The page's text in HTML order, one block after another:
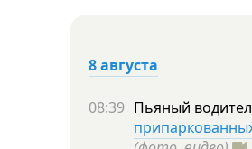
8 августа
08:39 Пьяный